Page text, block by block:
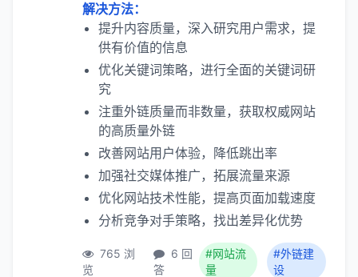
解决方法：
提升内容质量，深入研究用户需求，提
供有价值的信息
优化关键词策略，进行全面的关键词研
究
注重外链质量而非数量，获取权威网站
的高质量外链
改善网站用户体验，降低跳出率
加强社交媒体推广，拓展流量来源
优化网站技术性能，提高页面加载速度
分析竞争对手策略，找出差异化优势
765 浏
览
6 回
答
#网站流
量
#外链建
设